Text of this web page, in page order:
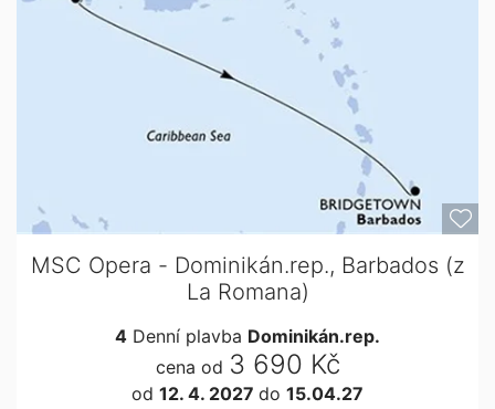
MSC Opera - Dominikán.rep., Barbados (z
La Romana)
4 Denní plavba Dominikán.rep.
cena od 3 690 Kč
od 12. 4. 2027 do 15.04.27